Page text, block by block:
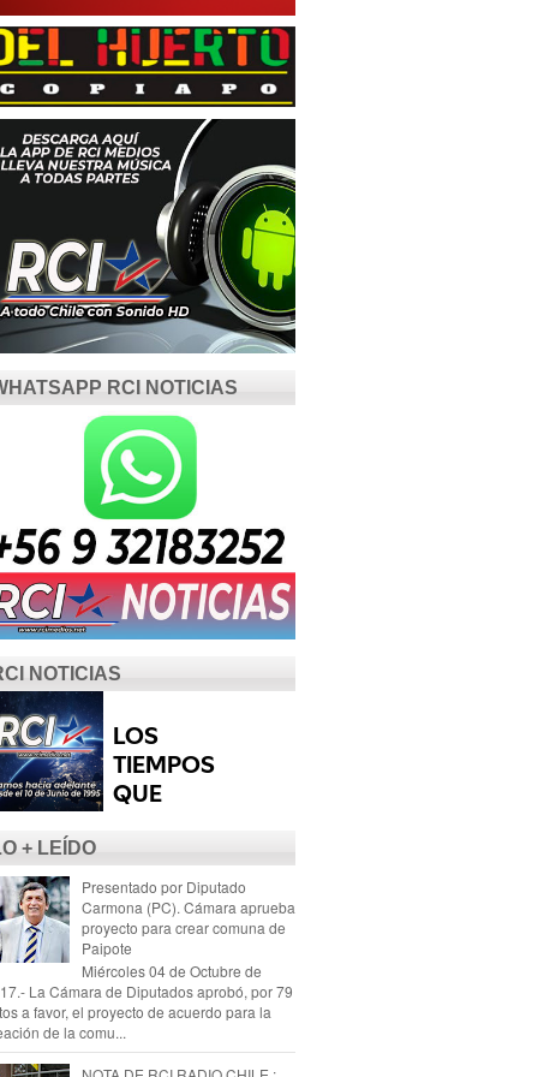
RCI NOTICIAS
NOTICIAS
+ LEÍDO
Presentado por Diputado
Carmona (PC). Cámara aprueba
proyecto para crear comuna de
Paipote
Miércoles 04 de Octubre de
La Cámara de Diputados aprobó, por 79
a favor, el proyecto de acuerdo para la
de la comu...